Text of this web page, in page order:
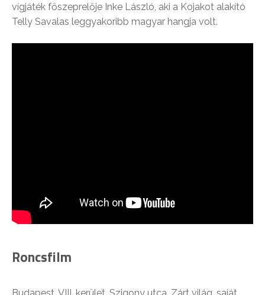
vígjáték főszeprelője Inke László, aki a Kojakot alakító
Telly Savalas leggyakoribb magyar hangja volt.
Roncsfilm
Budapest, VIII. kerület, Szigony utca. Zárt világ, saját